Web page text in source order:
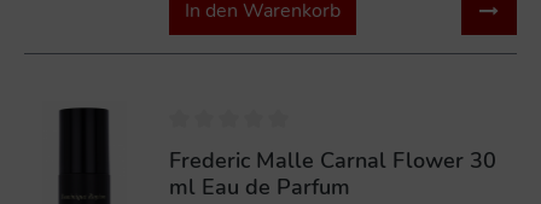
In den Warenkorb
Frederic Malle Carnal Flower 30
ml Eau de Parfum